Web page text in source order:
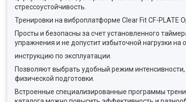
стрессоустойчивость.
Тренировки на виброплатформе Clear Fit CF-PLATE
Просты и безопасны за счет установленного
упражнения и не допустит избыточной нагрузки
инструкцию по эксплуатации.
Позволяют выбрать удобный режим
физической подготовки.
Встроенные специализированные программы